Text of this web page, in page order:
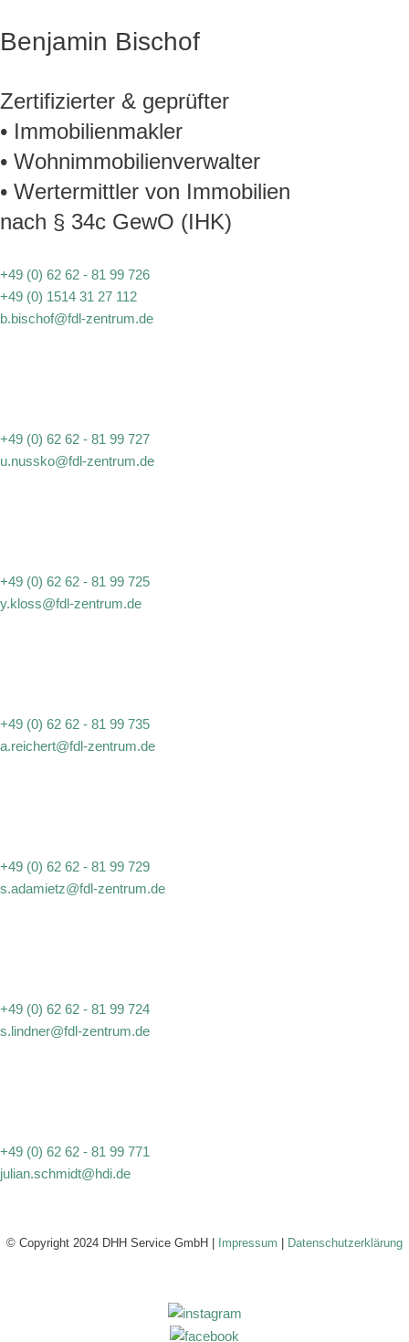
Benjamin Bischof
Zertifizierter & geprüfter
• Immobilienmakler
• Wohnimmobilienverwalter
• Wertermittler von Immobilien
nach § 34c GewO (IHK)
+49 (0) 62 62 - 81 99 726
+49 (0) 1514 31 27 112
b.bischof@fdl-zentrum.de
+49 (0) 62 62 - 81 99 727
u.nussko@fdl-zentrum.de
+49 (0) 62 62 - 81 99 725
y.kloss@fdl-zentrum.de
+49 (0) 62 62 - 81 99 735
a.reichert@fdl-zentrum.de
+49 (0) 62 62 - 81 99 729
s.adamietz@fdl-zentrum.de
+49 (0) 62 62 - 81 99 724
s.lindner@fdl-zentrum.de
+49 (0) 62 62 - 81 99 771
julian.schmidt@hdi.de
© Copyright 2024 DHH Service GmbH | Impressum Datenschutzerklärung